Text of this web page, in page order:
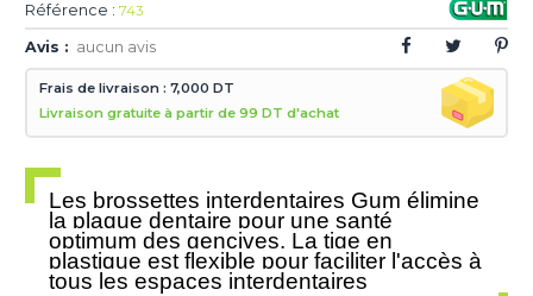
Référence : 743
Avis : aucun avis
Frais de livraison : 7,000 DT
Livraison gratuite à partir de 99 DT d'achat
Les brossettes interdentaires Gum élimine
la plaque dentaire pour une santé
optimum des gencives. La tige en
plastique est flexible pour faciliter l'accès à
tous les espaces interdentaires